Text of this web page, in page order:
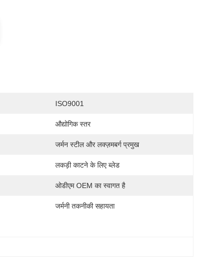
ISO9001
औद्योगिक स्तर
जर्मन स्टील और लक्ज़मबर्ग प्रमुख
लकड़ी काटने के लिए ब्लेड
ओडीएम OEM का स्वागत है
जर्मनी तकनीकी सहायता